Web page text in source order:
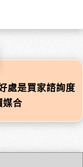
處是買家諮詢度
媒合